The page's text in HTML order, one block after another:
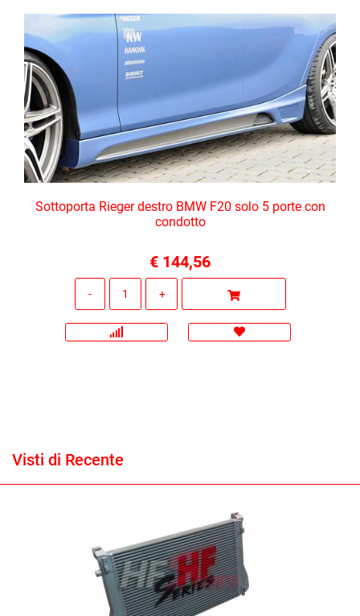
Sottoporta Rieger destro BMW F20 solo 5 porte con
condotto
€ 144,56
Visti di Recente